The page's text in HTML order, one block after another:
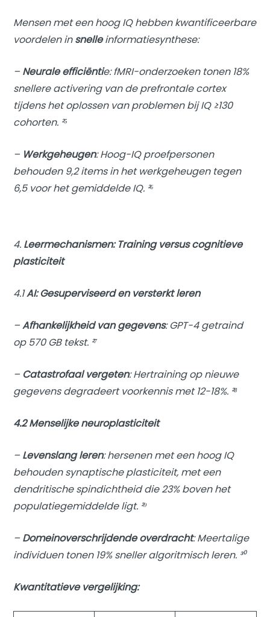
Mensen met een hoog IQ hebben kwantificeerbare
voordelen insnelleinformatiesynthese:
– Neurale efficiëntie: fMRI-onderzoeken tonen 18%
snellere activering van de prefrontale cortex
tijdens het oplossen van problemen bij IQ ≥130
cohorten. ²⁵
– Werkgeheugen: Hoog-IQ proefpersonen
behouden 9,2 items in het werkgeheugen tegen
6,5 voor het gemiddelde IQ. ²⁶
4. Leermechanismen: Training versus cognitieve
plasticiteit
4.1AI: Gesuperviseerd en versterkt leren
–Afhankelijkheid van gegevens: GPT-4 getraind
op 570 GB tekst. ²⁷
– Catastrofaal vergeten: Hertraining op nieuwe
gegevens degradeert voorkennis met 12-18%. ²⁸
4.2 Menselijke neuroplasticiteit
– Levenslang leren: hersenen met een hoog IQ
behouden synaptische plasticiteit, met een
dendritische spindichtheid die 23% boven het
populatiegemiddelde ligt. ²⁹
– Domeinoverschrijdende overdracht: Meertalige
individuen tonen 19% sneller algoritmisch leren. ³⁰
Kwantitatieve vergelijking: